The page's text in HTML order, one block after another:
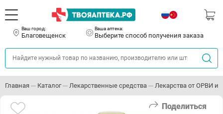
Ваш город:
Благовещенск
Ваша аптека:
Выберите способ получения заказа
Главная Каталог Лекарственные средства Лекарства от ОРВИ и
Поделиться